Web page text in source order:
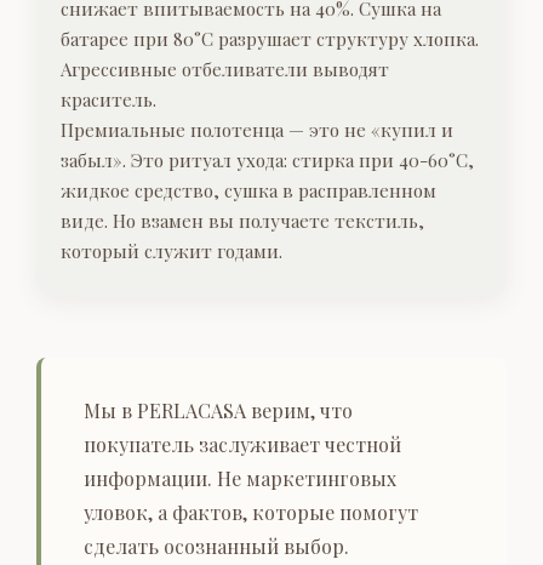
снижает впитываемость на 40%. Сушка на
батарее при 80°C разрушает структуру хлопка.
Агрессивные отбеливатели выводят
краситель.
Премиальные полотенца — это не «купил и
забыл». Это ритуал ухода: стирка при 40-60°C,
жидкое средство, сушка в расправленном
виде. Но взамен вы получаете текстиль,
который служит годами.
Мы в PERLACASA верим, что
покупатель заслуживает честной
информации. Не маркетинговых
уловок, а фактов, которые помогут
сделать осознанный выбор.